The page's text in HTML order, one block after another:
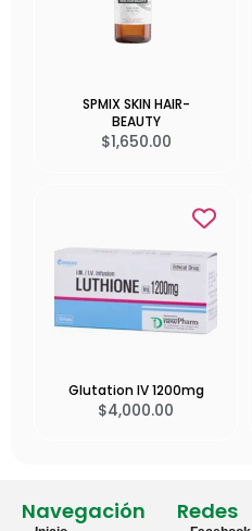
SPMIX SKIN HAIR-
BEAUTY
$1,650.00
Glutation IV 1200mg
$4,000.00
Navegación Redes